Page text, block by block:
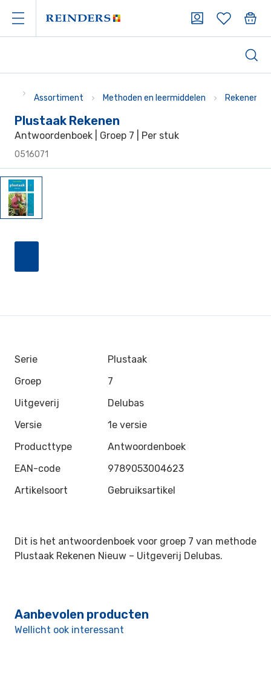
Assortiment Methoden en leermiddelen Rekenen
Plustaak Rekenen
Antwoordenboek | Groep 7 | Per stuk
0516071
Serie
Plustaak
Groep
7
Uitgeverij
Delubas
Versie
1e versie
Producttype
Antwoordenboek
EAN-code
9789053004623
Artikelsoort
Gebruiksartikel
Dit is het antwoordenboek voor groep 7 van methode
Plustaak Rekenen Nieuw – Uitgeverij Delubas.
Aanbevolen producten
Wellicht ook interessant